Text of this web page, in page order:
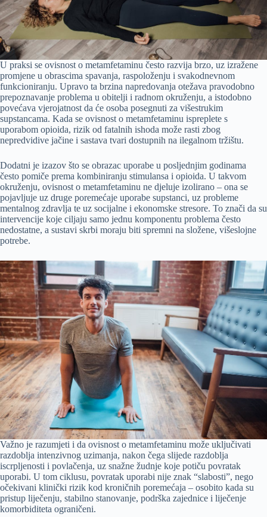
U praksi se ovisnost o metamfetaminu često razvija brzo, uz izražene
promjene u obrascima spavanja, raspoloženju i svakodnevnom
funkcioniranju. Upravo ta brzina napredovanja otežava pravodobno
prepoznavanje problema u obitelji i radnom okruženju, a istodobno
povećava vjerojatnost da će osoba posegnuti za višestrukim
supstancama. Kada se ovisnost o metamfetaminu ispreplete s
uporabom opioida, rizik od fatalnih ishoda može rasti zbog
nepredvidive jačine i sastava tvari dostupnih na ilegalnom tržištu.
Dodatni je izazov što se obrazac uporabe u posljednjim godinama
često pomiče prema kombiniranju stimulansa i opioida. U takvom
okruženju, ovisnost o metamfetaminu ne djeluje izolirano – ona se
pojavljuje uz druge poremećaje uporabe supstanci, uz probleme
mentalnog zdravlja te uz socijalne i ekonomske stresore. To znači da su
intervencije koje ciljaju samo jednu komponentu problema često
nedostatne, a sustavi skrbi moraju biti spremni na složene, višeslojne
potrebe.
Važno je razumjeti i da ovisnost o metamfetaminu može uključivati
razdoblja intenzivnog uzimanja, nakon čega slijede razdoblja
iscrpljenosti i povlačenja, uz snažne žudnje koje potiču povratak
uporabi. U tom ciklusu, povratak uporabi nije znak “slabosti”, nego
očekivani klinički rizik kod kroničnih poremećaja – osobito kada su
pristup liječenju, stabilno stanovanje, podrška zajednice i liječenje
komorbiditeta ograničeni.